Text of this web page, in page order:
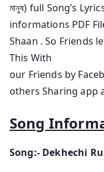
মানুষ) full Song’s
informations PDF
Shaan . So Friends
This With
our Friends by
others Sharing app
Song
Song:- Dekhechi